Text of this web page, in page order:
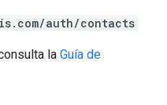
auth/contacts
la Guía de